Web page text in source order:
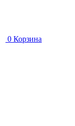
0 Корзина